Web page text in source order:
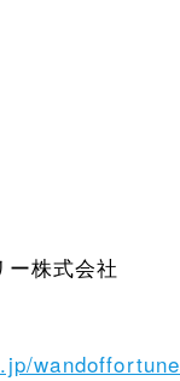
ー株式会社